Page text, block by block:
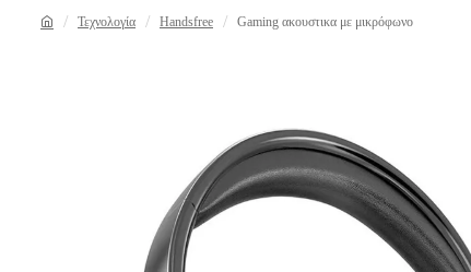
Τεχνολογία Handsfree Gaming ακουστικα με μικρόφωνο